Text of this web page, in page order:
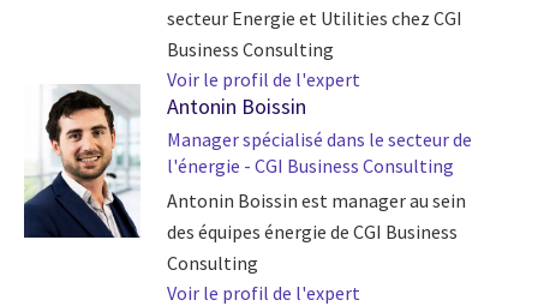
secteur Energie et Utilities chez CGI
Business Consulting
Voir le profil de l'expert
Antonin Boissin
Manager spécialisé dans le secteur de
l'énergie - CGI Business Consulting
Antonin Boissin est manager au sein
des équipes énergie de CGI Business
Consulting
Voir le profil de l'expert